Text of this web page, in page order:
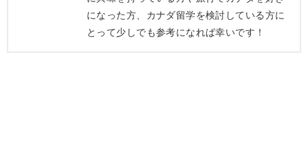
になった方、カナダ留学を検討している方に
とって少しでも参考になれば幸いです！